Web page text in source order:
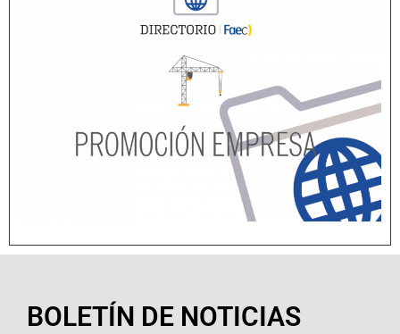
BOLETÍN DE NOTICIAS